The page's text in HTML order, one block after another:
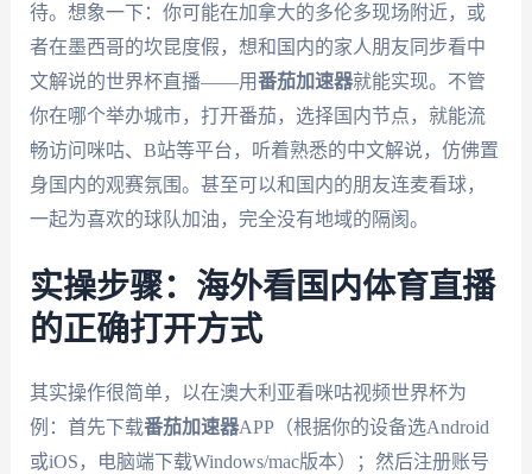
待。想象一下：你可能在加拿大的多伦多现场附近，或
者在墨西哥的坎昆度假，想和国内的家人朋友同步看中
文解说的世界杯直播——用番茄加速器就能实现。不管
你在哪个举办城市，打开番茄，选择国内节点，就能流
畅访问咪咕、B站等平台，听着熟悉的中文解说，仿佛置
身国内的观赛氛围。甚至可以和国内的朋友连麦看球，
一起为喜欢的球队加油，完全没有地域的隔阂。
实操步骤：海外看国内体育直播
的正确打开方式
其实操作很简单，以在澳大利亚看咪咕视频世界杯为
例：首先下载番茄加速器APP（根据你的设备选Android
或iOS，电脑端下载Windows/mac版本）；然后注册账号